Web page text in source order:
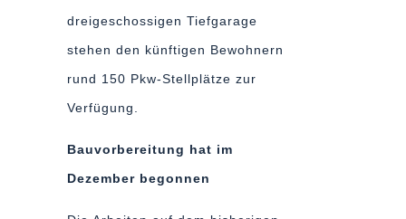
dreigeschossigen Tiefgarage
stehen den künftigen Bewohnern
rund 150 Pkw-Stellplätze zur
Verfügung.
Bauvorbereitung hat im
Dezember begonnen